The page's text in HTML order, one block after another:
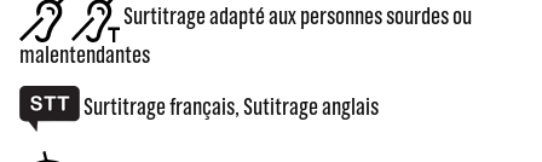
Surtitrage adapté aux personnes sourdes ou
malentendantes
Surtitrage français, Sutitrage anglais